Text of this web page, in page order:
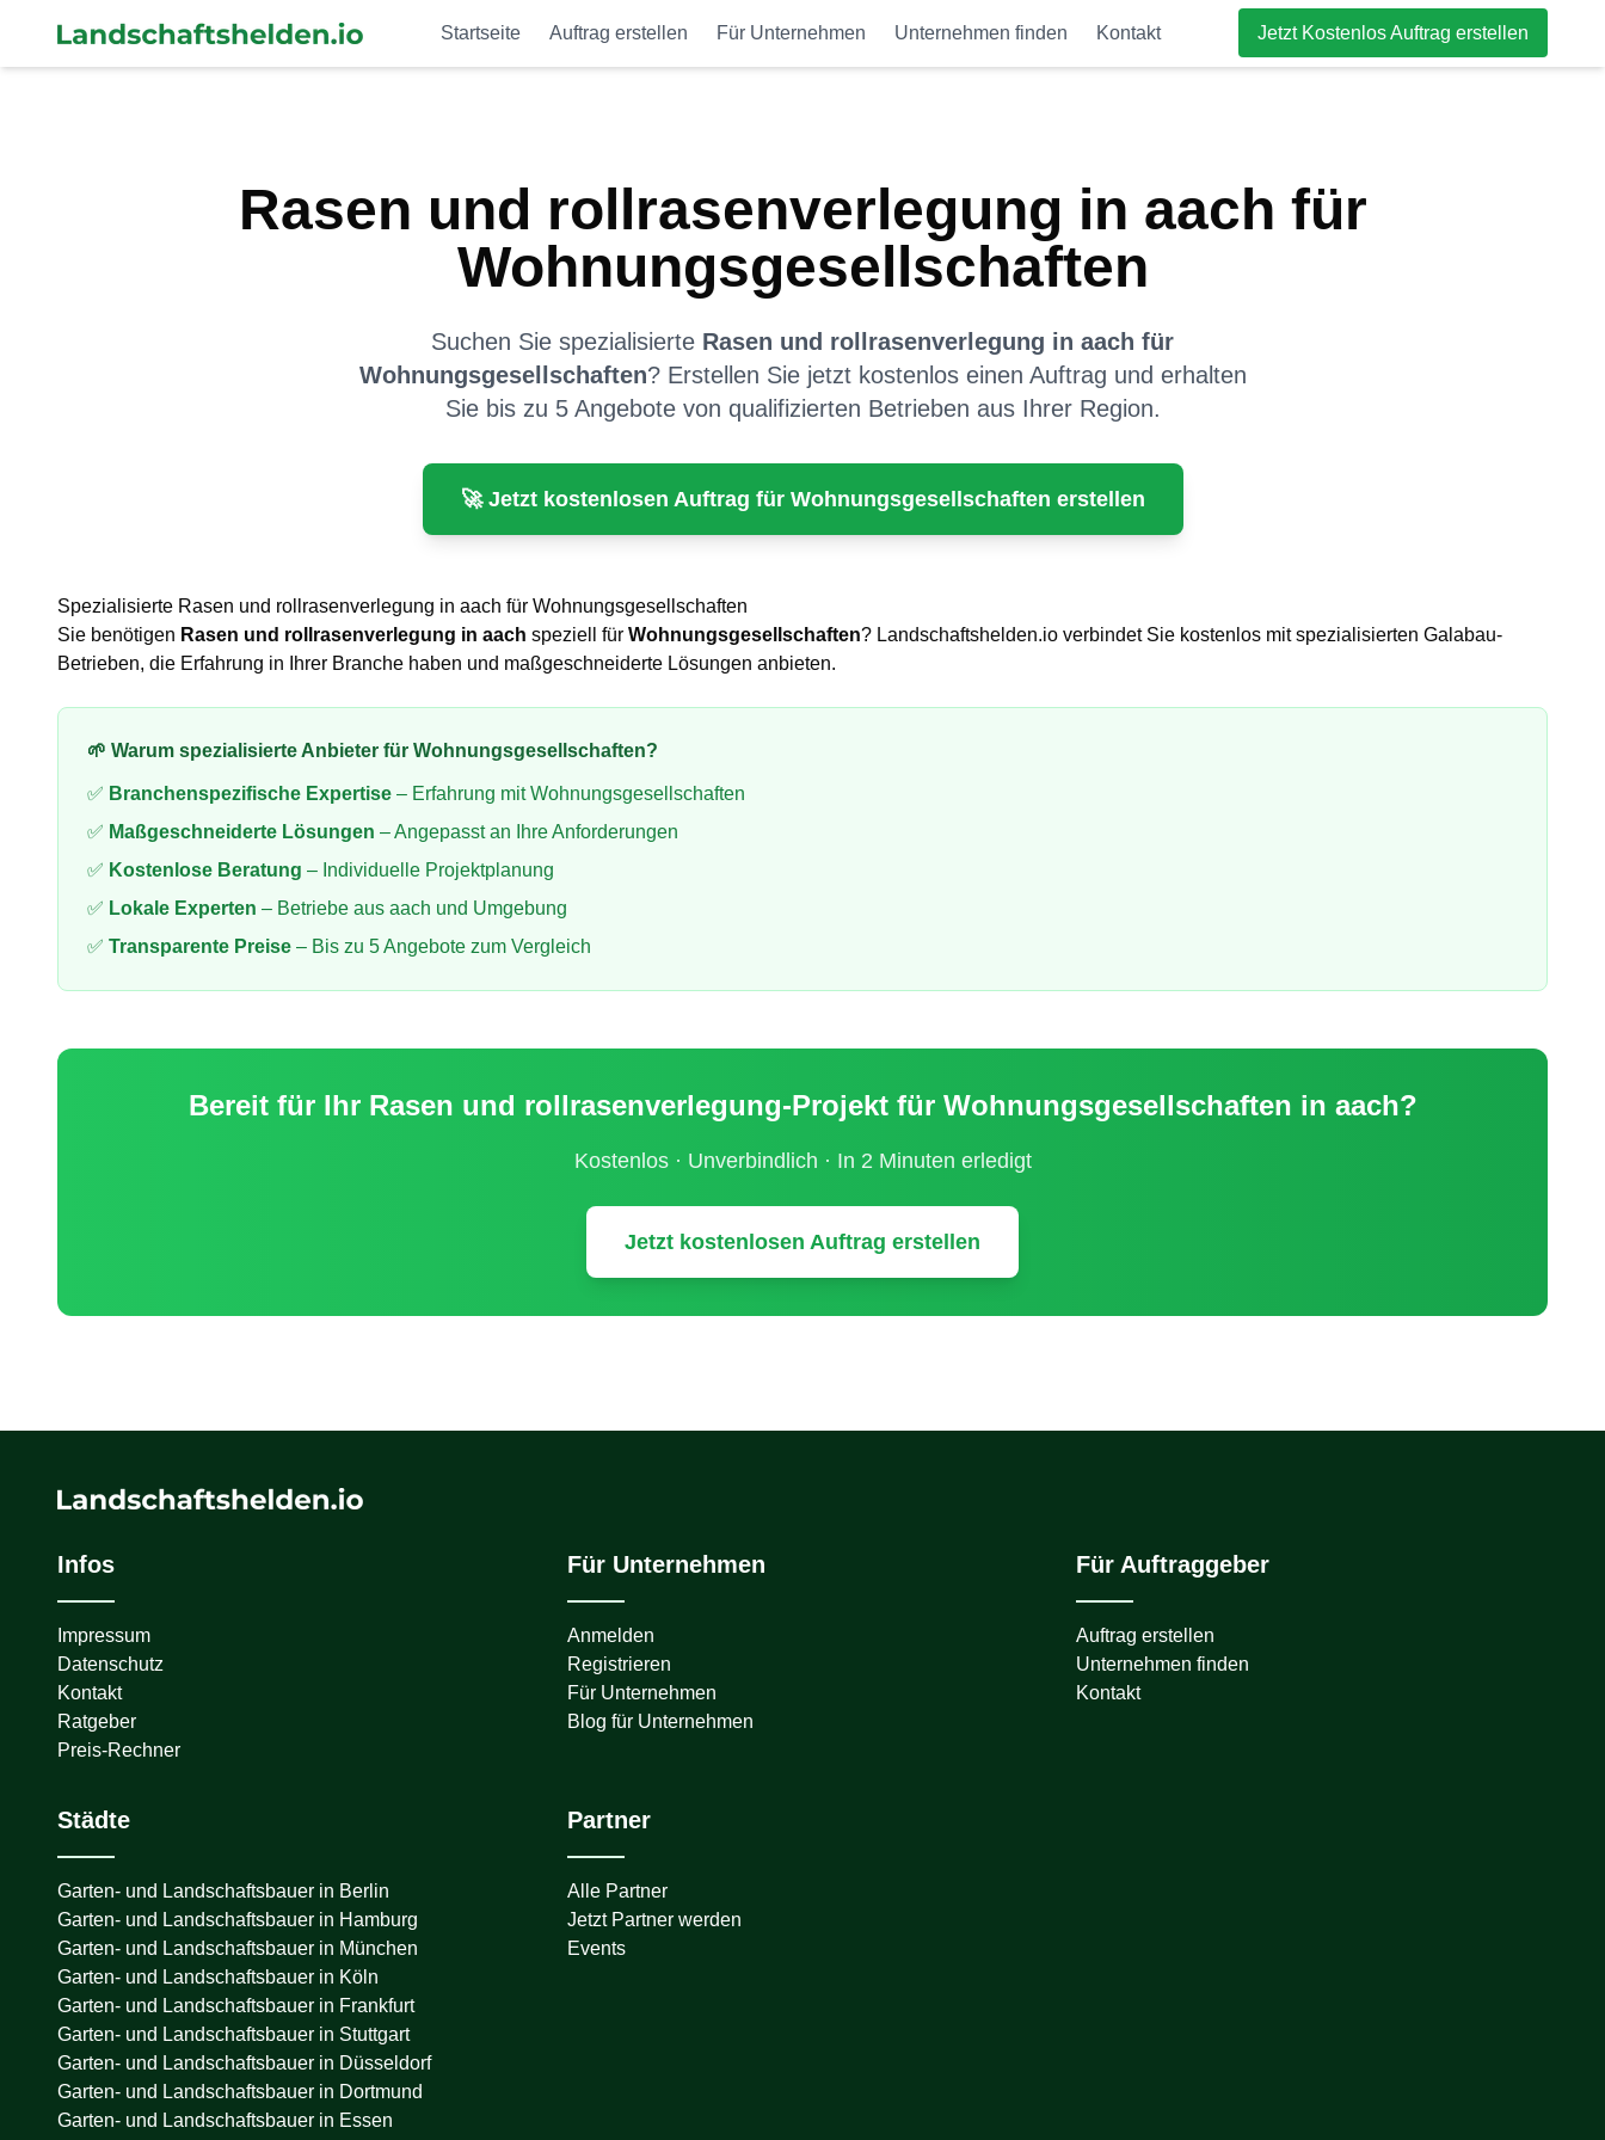
Startseite Auftrag erstellen Für Unternehmen Unternehmen finden Kontakt Jetzt Kostenlos Auftrag erstellen
Rasen und rollrasenverlegung in aach für
Wohnungsgesellschaften
Suchen Sie spezialisierte Rasen und rollrasenverlegung in aach für
Wohnungsgesellschaften? Erstellen Sie jetzt kostenlos einen Auftrag und erhalten
Sie bis zu 5 Angebote von qualifizierten Betrieben aus Ihrer Region.
🚀 Jetzt kostenlosen Auftrag für Wohnungsgesellschaften erstellen
Spezialisierte Rasen und rollrasenverlegung in aach für Wohnungsgesellschaften
Sie benötigen Rasen und rollrasenverlegung in aach speziell für Wohnungsgesellschaften? Landschaftshelden.io verbindet Sie kostenlos mit spezialisierten Galabau-
Betrieben, die Erfahrung in Ihrer Branche haben und maßgeschneiderte Lösungen anbieten.
🌱 Warum spezialisierte Anbieter für Wohnungsgesellschaften?
✅ Branchenspezifische Expertise – Erfahrung mitWohnungsgesellschaften
✅ Maßgeschneiderte Lösungen – Angepasst an Ihre Anforderungen
✅ Kostenlose Beratung – Individuelle Projektplanung
✅ Lokale Experten – Betriebe aus aach und Umgebung
✅ Transparente Preise – Bis zu 5 Angebote zum Vergleich
Bereit für Ihr Rasen und rollrasenverlegung-Projekt für Wohnungsgesellschaften in aach?
Kostenlos · Unverbindlich · In 2 Minuten erledigt
Jetzt kostenlosen Auftrag erstellen
Infos
Impressum
Datenschutz
Kontakt
Ratgeber
Preis-Rechner
Für Unternehmen
Anmelden
Registrieren
Für Unternehmen
Blog für Unternehmen
Für Auftraggeber
Auftrag erstellen
Unternehmen finden
Kontakt
Städte
Garten- und Landschaftsbauer in Berlin
Garten- und Landschaftsbauer in Hamburg
Garten- und Landschaftsbauer in München
Garten- und Landschaftsbauer in Köln
Garten- und Landschaftsbauer in Frankfurt
Garten- und Landschaftsbauer in Stuttgart
Garten- und Landschaftsbauer in Düsseldorf
Garten- und Landschaftsbauer in Dortmund
Garten- und Landschaftsbauer in Essen
Partner
Alle Partner
Jetzt Partner werden
Events